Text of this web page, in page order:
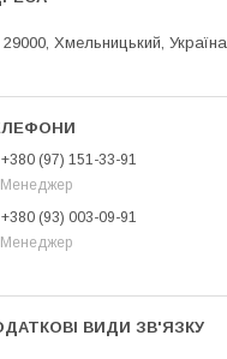
29000, Хмельницький, Україна
+380 (97) 151-33-91
Менеджер
+380 (93) 003-09-91
Менеджер